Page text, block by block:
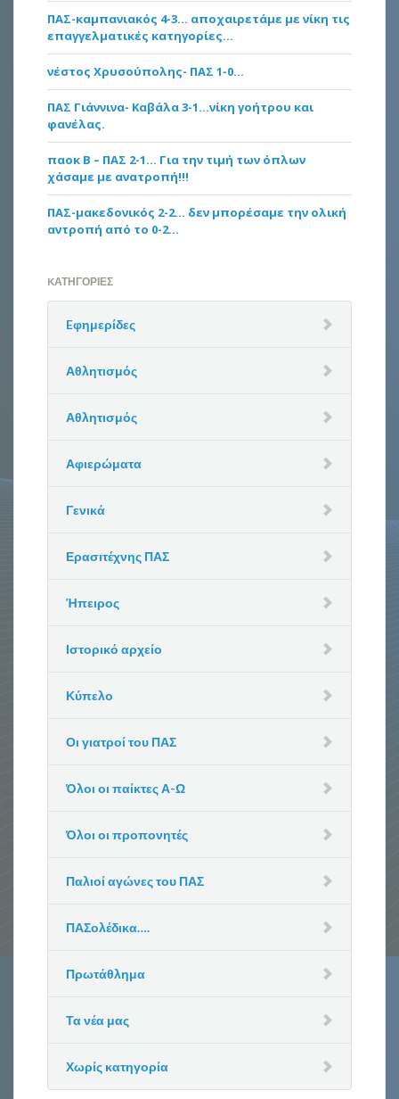
ΠΑΣ-καμπανιακός 4-3… αποχαιρετάμε με νίκη τις
επαγγελματικές κατηγορίες…
νέστος Χρυσούπολης- ΠΑΣ 1-0…
ΠΑΣ Γιάννινα- Καβάλα 3-1…νίκη γοήτρου και
φανέλας.
παοκ Β – ΠΑΣ 2-1… Για την τιμή των όπλων
χάσαμε με ανατροπή!!!
ΠΑΣ-μακεδονικός 2-2… δεν μπορέσαμε την ολική
αντροπή από το 0-2…
KΑΤΗΓΟΡΊΕΣ
Eφημερίδες
Αθλητισμός
Αθλητισμός
Αφιερώματα
Γενικά
Ερασιτέχνης ΠΑΣ
Ήπειρος
Ιστορικό αρχείο
Κύπελο
Οι γιατροί του ΠΑΣ
Όλοι οι παίκτες Α-Ω
Όλοι οι προπονητές
Παλιοί αγώνες του ΠΑΣ
ΠΑΣολέδικα….
Πρωτάθλημα
Τα νέα μας
Χωρίς κατηγορία